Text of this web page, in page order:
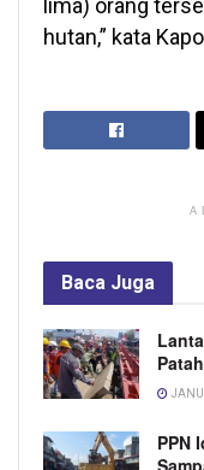
lima) orang
hutan,” kata
Baca Juga
Patah
PPN